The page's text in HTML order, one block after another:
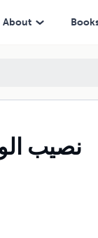
About
نصيب